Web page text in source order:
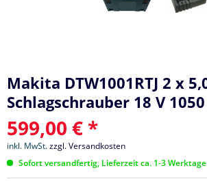
Makita DTW1001RTJ 2 x
Schlagschrauber 18 V
599,00 € *
inkl. MwSt.zzgl. Versandkosten
Sofort versandfertig, Lieferzeit ca. 1-3 Werktage